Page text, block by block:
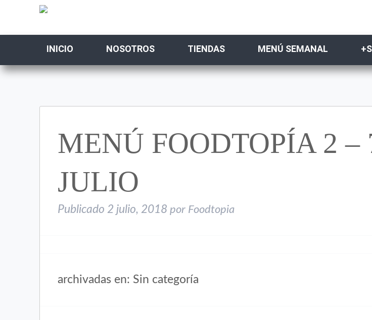
INICIO NOSOTROS TIENDAS MENÚ SEMANAL
MENÚ FOODTOPÍA 2 –
JULIO
Publicado 2 julio, 2018 por Foodtopia
archivadas en: Sin categoría